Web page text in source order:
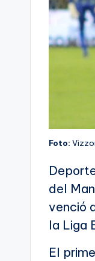
Foto:
del
venció
la Liga
El